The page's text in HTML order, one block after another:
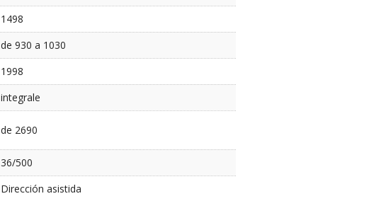
1498
de 930 a 1030
1998
integrale
de 2690
36/500
Dirección asistida